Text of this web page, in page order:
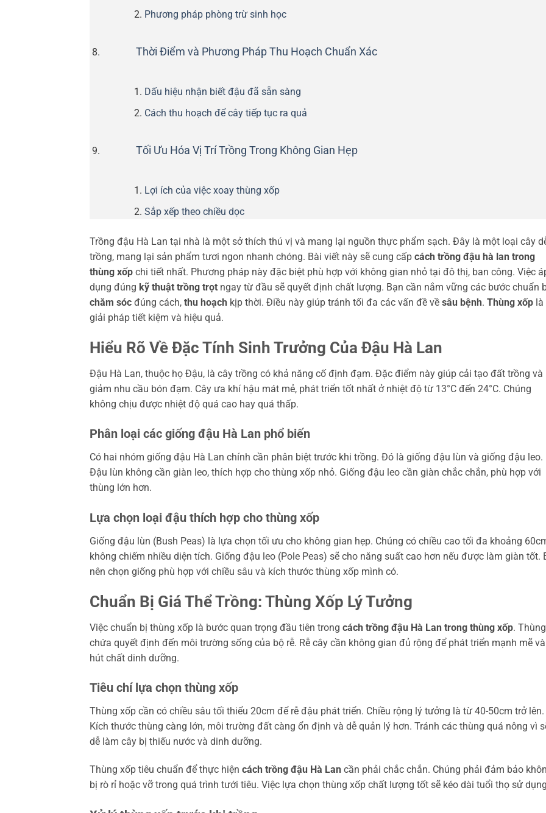
Phương pháp phòng trừ sinh học
Thời Điểm và Phương Pháp Thu Hoạch Chuẩn Xác
Dấu hiệu nhận biết đậu đã sẵn sàng
Cách thu hoạch để cây tiếp tục ra quả
Tối Ưu Hóa Vị Trí Trồng Trong Không Gian Hẹp
Lợi ích của việc xoay thùng xốp
Sắp xếp theo chiều dọc
Trồng đậu Hà Lan tại nhà là một sở thích thú vị và mang lại nguồn thực phẩm sạch. Đây là một loại cây
trồng, mang lại sản phẩm tươi ngon nhanh chóng. Bài viết này sẽ cung cấp cách trồng đậu hà lan trong
thùng xốp chi tiết nhất. Phương pháp này đặc biệt phù hợp với không gian nhỏ tại đô thị, ban công. Việc
dụng đúng kỹ thuật trồng trọt ngay từ đầu sẽ quyết định chất lượng. Bạn cần nắm vững các bước chuẩn
chăm sóc đúng cách, thu hoạch kịp thời. Điều này giúp tránh tối đa các vấn đề về sâu bệnh. Thùng xốp là
giải pháp tiết kiệm và hiệu quả.
Hiểu Rõ Về Đặc Tính Sinh Trưởng Của Đậu Hà Lan
Đậu Hà Lan, thuộc họ Đậu, là cây trồng có khả năng cố định đạm. Đặc điểm này giúp cải tạo đất trồng và
giảm nhu cầu bón đạm. Cây ưa khí hậu mát mẻ, phát triển tốt nhất ở nhiệt độ từ 13°C đến 24°C. Chúng
không chịu được nhiệt độ quá cao hay quá thấp.
Phân loại các giống đậu Hà Lan phổ biến
Có hai nhóm giống đậu Hà Lan chính cần phân biệt trước khi trồng. Đó là giống đậu lùn và giống đậu leo.
Đậu lùn không cần giàn leo, thích hợp cho thùng xốp nhỏ. Giống đậu leo cần giàn chắc chắn, phù hợp với
thùng lớn hơn.
Lựa chọn loại đậu thích hợp cho thùng xốp
Giống đậu lùn (Bush Peas) là lựa chọn tối ưu cho không gian hẹp. Chúng có chiều cao tối đa khoảng
không chiếm nhiều diện tích. Giống đậu leo (Pole Peas) sẽ cho năng suất cao hơn nếu được làm giàn tốt.
nên chọn giống phù hợp với chiều sâu và kích thước thùng xốp mình có.
Chuẩn Bị Giá Thể Trồng: Thùng Xốp Lý Tưởng
Việc chuẩn bị thùng xốp là bước quan trọng đầu tiên trong cách trồng đậu Hà Lan trong thùng xốp. Thùng
chứa quyết định đến môi trường sống của bộ rễ. Rễ cây cần không gian đủ rộng để phát triển mạnh mẽ và
hút chất dinh dưỡng.
Tiêu chí lựa chọn thùng xốp
Thùng xốp cần có chiều sâu tối thiểu 20cm để rễ đậu phát triển. Chiều rộng lý tưởng là từ 40-50cm trở lên.
Kích thước thùng càng lớn, môi trường đất càng ổn định và dễ quản lý hơn. Tránh các thùng quá nông vì
dễ làm cây bị thiếu nước và dinh dưỡng.
Thùng xốp tiêu chuẩn để thực hiện cách trồng đậu Hà Lan cần phải chắc chắn. Chúng phải đảm bảo
bị rò rỉ hoặc vỡ trong quá trình tưới tiêu. Việc lựa chọn thùng xốp chất lượng tốt sẽ kéo dài tuổi thọ sử